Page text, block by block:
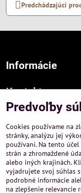
Predchádzajúci
Informácie
Kontakt
Sídlo firmy :
Hurbanová 3807/21,
Prevádzka a obchodné
A-PEMA, s.r.o.
Severná 14, 03601
+421 911 532545
Predvoľby
Cookies používame na
stránky, analýzu jej
používaní. Na tento
strán a zhromaždené
alebo iných krajinách.
vyjadrujete svoj súhlas
podrobné informácie
na zlepšenie relevancie